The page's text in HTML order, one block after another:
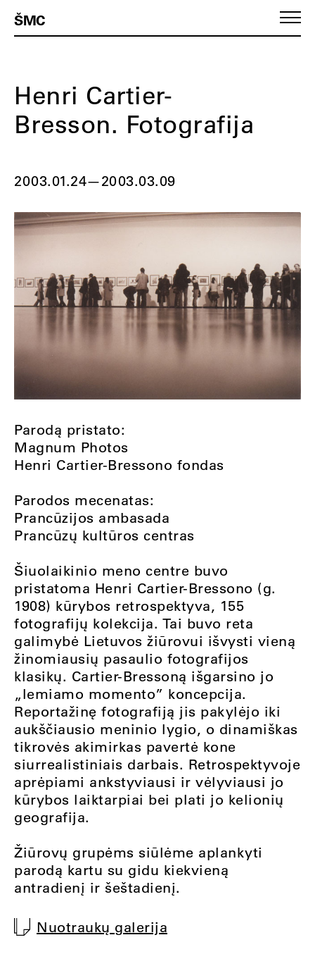
ŠMC
Henri Cartier-
Bresson. Fotografija
2003.01.24—2003.03.09
Parodą pristato:
Magnum Photos
Henri Cartier-Bressono fondas
Parodos mecenatas:
Prancūzijos ambasada
Prancūzų kultūros centras
Šiuolaikinio meno centre buvo
pristatoma Henri Cartier-Bressono (g.
1908) kūrybos retrospektyva, 155
fotografijų kolekcija. Tai buvo reta
galimybė Lietuvos žiūrovui išvysti vieną
žinomiausių pasaulio fotografijos
klasikų. Cartier-Bressoną išgarsino jo
„lemiamo momento” koncepcija.
Reportažinę fotografiją jis pakylėjo iki
aukščiausio meninio lygio, o dinamiškas
tikrovės akimirkas pavertė kone
siurrealistiniais darbais. Retrospektyvoje
aprėpiami ankstyviausi ir vėlyviausi jo
kūrybos laiktarpiai bei plati jo kelionių
geografija.
Žiūrovų grupėms siūlėme aplankyti
parodą kartu su gidu kiekvieną
antradienį ir šeštadienį.
Nuotraukų galerija